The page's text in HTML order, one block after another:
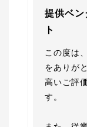
提供ベ
ト
この度は
をありが
高いご評
す。